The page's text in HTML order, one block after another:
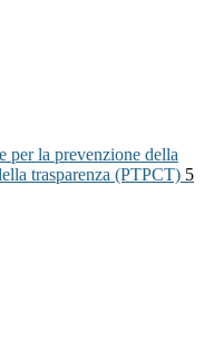
per la prevenzione della
trasparenza (PTPCT) 5